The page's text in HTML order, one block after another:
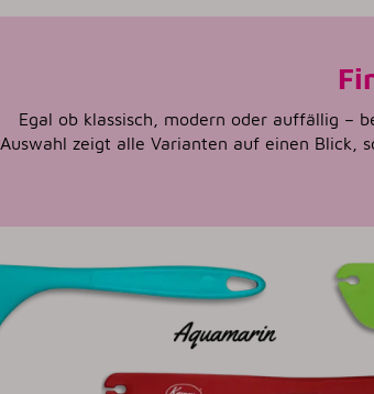
Egal ob klassisch, modern oder auffällig –
Auswahl zeigt alle Varianten auf einen Blick,